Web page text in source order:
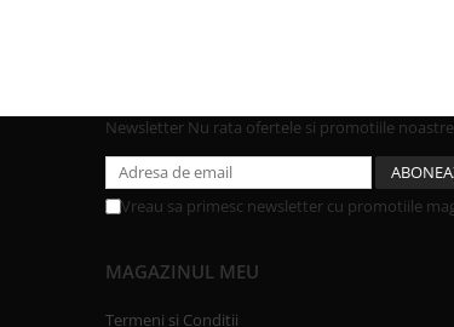
Newsletter Nu rata ofertele si promotiile noastre
Vreau sa primesc newsletter cu promotiile
MAGAZINUL MEU
Termeni si Conditii